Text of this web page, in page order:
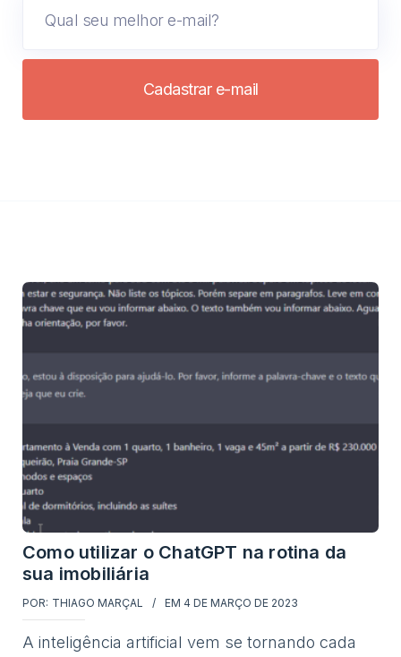
Cadastrar e-mail
Como utilizar o ChatGPT na rotina da
sua imobiliária
POR: THIAGO MARÇAL EM 4 DE MARÇO DE 2023
A inteligência artificial vem se tornando cada